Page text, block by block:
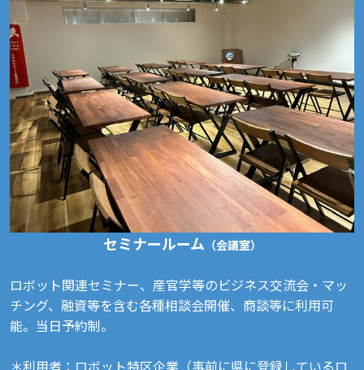
セミナールーム （会議室）
ロボット関連セミナー、産官学等のビジネス交流会・マッ
チング、融資等を含む各種相談会開催、商談等に利用可
能。当日予約制。